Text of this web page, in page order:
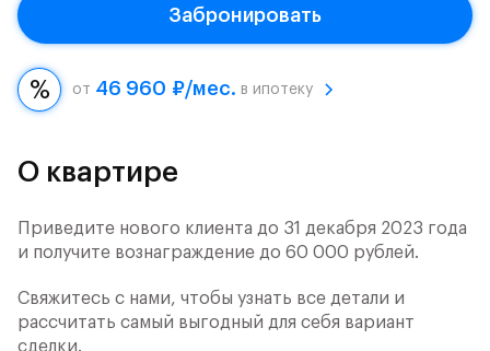
Забронировать
от 46 960 ₽/мес. в ипотеку
О квартире
Приведите нового клиента до 31 декабря 2023 года
и получите вознаграждение до 60 000 рублей.
Свяжитесь с нами, чтобы узнать все детали и
рассчитать самый выгодный для себя вариант
сделки.